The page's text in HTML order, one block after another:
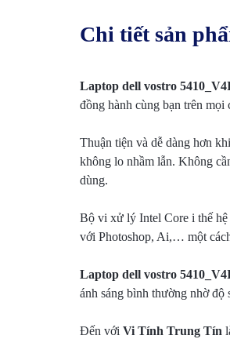
Chi tiết sản
Laptop dell vostro
đồng hành cùng bạn trên
Thuận tiện và dễ dàng hơn
không lo nhầm lẫn. Không
dùng.
Bộ vi xử lý Intel Core i thế hệ
với Photoshop, Ai,… một
Laptop dell vostro
ánh sáng bình thường nhờ
Đến với Vi Tính Trung Tín